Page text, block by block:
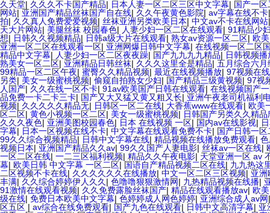
久天堂| 久久久不卡国产精品| 日本人妻一区二区三区中文字幕| 国产一
网站| 亚洲国产精品丝袜国产自在线| 久久午夜黄色影院| av字幕在线不卡
拍| 久久真人免费爱爱视频| 丝袜亚洲另类欧美日本| 中文av不卡在线网站
天大片网站| 美腿丝袜 校园春色| 人妻少妇一区二区在线观看| 91精品少
想| 日韩久久视频精品| 日韩a级大片在线观看| 熟女av资源一区二区| 欧
亚洲一区二区在线观看一区| 亚洲网爆日韩中文字幕| 在线视频一区二区
精品中文字幕| 人妻少妇一区二区夜夜躁| 国产九九九九精品| 日韩视频播
熟美女一区二区| 亚洲精品日韩丝袜| 久久久这里全是精品| 五月综合六月
99精品一区二区午夜| 蜜臀久久精品视频| 最近在线视频播放| 97视频在
另类| 美女一级蜜桃视频| 偷窥自拍熟女少妇| 国产精品三级黄视频| 97视
人国产| 久久在线一区不卡| 91av欧美国产日韩在线观看| 在线视频国产
品免费一卡二卡三卡| 国产又大又猛又黄又粗又长| 亚洲午夜老司机福利
视频| 久久久久久精品无| 日韩区一区二在线| 大香蕉www在线观看| 欧美
区二区| 黄色小视频一区二区| 美女一级蜜桃视频| 日韩国产另类久久精品
久久久夜色| 亚洲美图校园春色| 日本 在线视频 一区| 国内av在线影视|
字幕| 日本一区视频在线不卡| 中文字幕在线观看免费不卡| 国产日韩一
99久久综合视频精品| 日韩中文字幕在线| 精品视频在线播放免费观看|
视频日本| 亚洲国产精品久久av| 99久久国产人妻电影| 丝袜av一区在线|
一区二区在线| 一二三区福利视频| 精品久久午夜电影| 天堂亚洲一区 av
幕| 欧美日韩 中文字幕 一区二区| 国语自产精品视频二区在线| 九九热这
二区视频不卡在线| 久久久久久久在线播放| 中文一区二区三区视频| 亚洲
丰满| 久久综合婷婷伊人久久 | 色噜噜狠狠激情网| 九热精品视频在线播|
91激情在线观看视频| 久久免费露脸丝袜国产| 精品在线观看播放av| 欧
级在线| 免费日本欧美中文字幕| 色婷婷成人网色婷婷| 亚洲综合成人av网
区五区 | av综合在线免费观看| 国产九色在线观看| 日韩中文高清字幕| 亚